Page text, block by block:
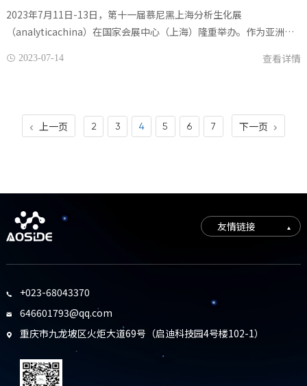
2023年7月11日-13日，第十一届慕尼黑上海分析生化展
（analyticachina）在国家会展中心（上海）隆重举办。作为亚洲乃
目，吸引了来自国内外1200多家参展企...
 2023-07-14 查看详情
 上一页 2 3 4 5 6 7 下一页 
友情链接
 +023-68043370
 646601793@qq.com
 重庆市九龙坡区火炬大道69号（启迪科技园4号楼102-1）